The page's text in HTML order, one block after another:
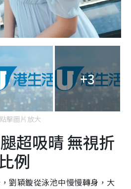
+3
點擊圖片放大
超吸晴 無視折
例
劉穎鏇從泳池中慢慢轉身，大